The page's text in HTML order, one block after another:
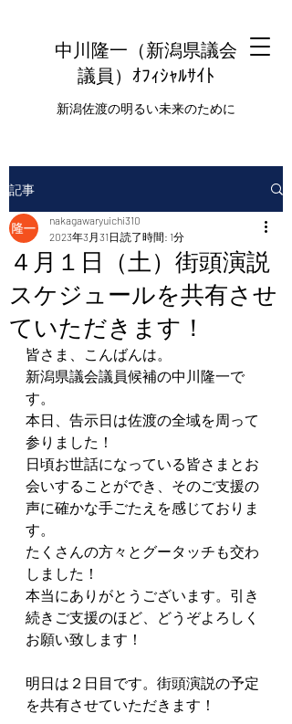
中川隆一（新潟県議会
議員 ）ｵﾌｨｼｬﾙｻｲﾄ
新潟佐渡の明るい未来のために
記事
４月１日（土）街頭演説
スケジュールを共有させ
ていただきます！
nakagawaryuichi310
2023年3月31日 読了時間: 1分
皆さま、こんばんは。
新潟県議会議員候補の中川隆一で
す。
本日、告示日は佐渡の全域を周って
参りました！
日頃お世話になっている皆さまとお
会いすることができ、そのご支援の
声に確かな手ごたえを感じておりま
す。
たくさんの方々とグータッチも交わ
しました！
本当にありがとうございます。引き
続きご支援のほど、どうぞよろしく
お願い致します！
明日は２日目です。街頭演説の予定
を共有させていただきます！